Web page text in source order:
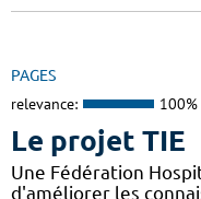
PAGES
relevance: 100%
Le projet TIE
Une Fédération
d'améliorer les